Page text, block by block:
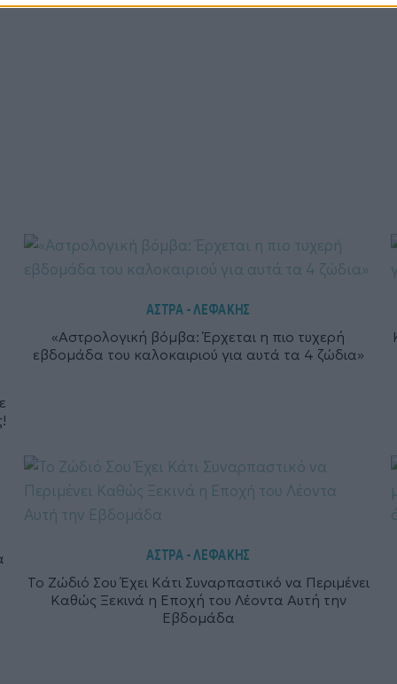
ΑΣΤΡΑ - ΛΕΦΑΚΗΣ
«Αστρολογική βόμβα: Έρχεται η πιο τυχερή
εβδομάδα του καλοκαιριού για αυτά τα 4 ζώδια»
ΑΣΤΡΑ - ΛΕΦΑΚΗΣ
Το Ζώδιό Σου Έχει Κάτι Συναρπαστικό να Περιμένει
Καθώς Ξεκινά η Εποχή του Λέοντα Αυτή την
Εβδομάδα